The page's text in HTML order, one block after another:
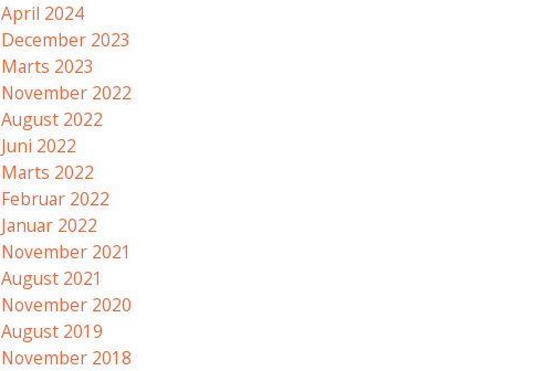
April 2024
December 2023
Marts 2023
November 2022
August 2022
Juni 2022
Marts 2022
Februar 2022
Januar 2022
November 2021
August 2021
November 2020
August 2019
November 2018